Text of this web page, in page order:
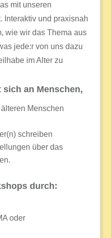
mit unseren
Interaktiv und praxisnah
wie wir das Thema aus
jede:r von uns dazu
im Alter zu
an Menschen,
Menschen
schreiben
über das
durch:
oder